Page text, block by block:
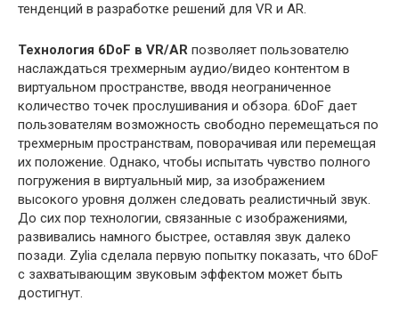
тенденций в разработке решений для VR и AR.
Технология 6DoF в VR/AR позволяет пользователю
наслаждаться трехмерным аудио/видео контентом в
виртуальном пространстве, вводя неограниченное
количество точек прослушивания и обзора. 6DoF дает
пользователям возможность свободно перемещаться по
трехмерным пространствам, поворачивая или перемещая
их положение. Однако, чтобы испытать чувство полного
погружения в виртуальный мир, за изображением
высокого уровня должен следовать реалистичный звук.
До сих пор технологии, связанные с изображениями,
развивались намного быстрее, оставляя звук далеко
позади. Zylia сделала первую попытку показать, что 6DoF
с захватывающим звуковым эффектом может быть
достигнут.